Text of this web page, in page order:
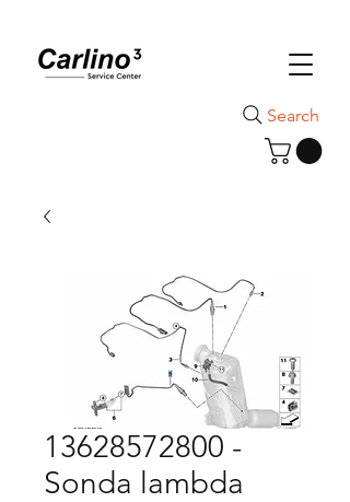
Search
13628572800 -
Sonda lambda